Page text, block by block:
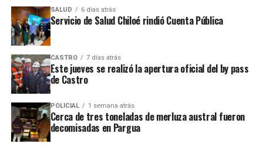
SALUD 6 días atrás
Servicio de Salud Chiloé rindió Cuenta Pública
CASTRO 7 días atrás
Este jueves se realizó la apertura oficial del by pass
de Castro
POLICIAL 1 semana atrás
Cerca de tres toneladas de merluza austral fueron
decomisadas en Pargua